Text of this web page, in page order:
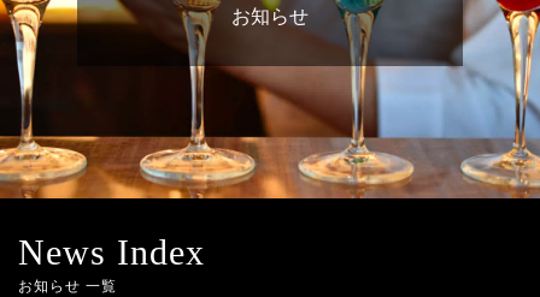
お知らせ
News Index
お知らせ 一覧